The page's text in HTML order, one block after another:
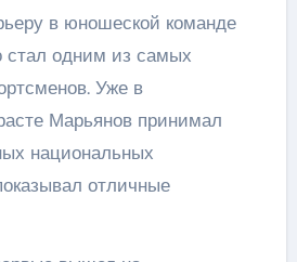
в юношеской команде
стал одним из самых
Уже в
Марьянов принимал
национальных
отличные